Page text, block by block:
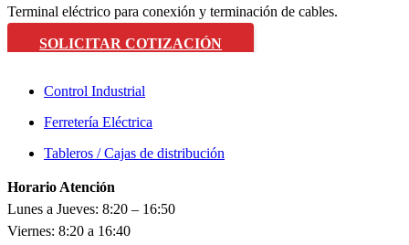
Terminal eléctrico para conexión y terminación de cables.
SOLICITAR COTIZACIÓN
Control Industrial
Ferretería Eléctrica
Tableros / Cajas de distribución
Horario Atención
Lunes a Jueves: 8:20 – 16:50
Viernes: 8:20 a 16:40